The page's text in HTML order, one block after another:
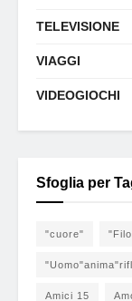
TELEVISIONE
VIAGGI
VIDEOGIOCHI
Sfoglia per
"cuore"
Amici 15